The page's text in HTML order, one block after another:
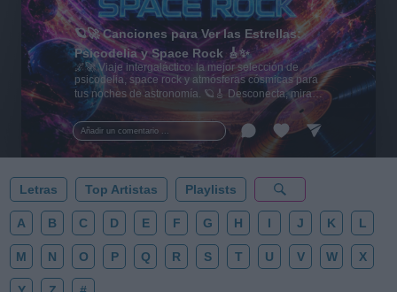
Añadir un comentario ...
🪐🚀 Canciones para Ver las Estrellas:
Psicodelia y Space Rock 🎸✨
🌌🚀 Viaje intergaláctico: la mejor selección de
psicodelia, space rock y atmósferas cósmicas para
tus noches de astronomía. 🪐🎸 Desconecta, mira
al firmamento y siente la gravedad cero. 💾 ¡Guarda
esta colección para tu próxima noche estrellada!
✨⭐
Letras Top Artistas Playlists
A B C D E F G H I J K L
M N O P Q R S T U V W X